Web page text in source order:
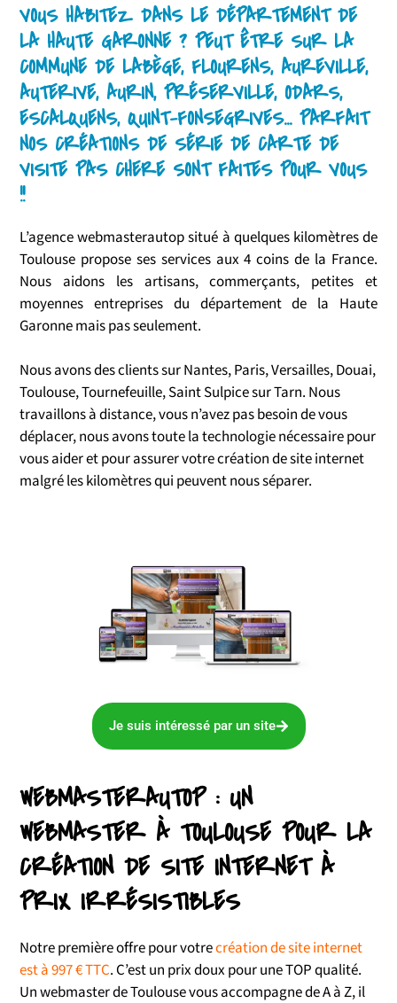
VOUS HABITEZ DANS LE DÉPARTEMENT DE
LA HAUTE GARONNE ? PEUT ÊTRE SUR LA
COMMUNE DE LABÈGE, FLOURENS, AUREVILLE,
AUTERIVE, AURIN, PRÉSERVILLE, ODARS,
ESCALQUENS, QUINT-FONSEGRIVES... PARFAIT
NOS CRÉATIONS DE SÉRIE DE CARTE DE
VISITE PAS CHERE SONT FAITES POUR VOUS
!!
L’agence webmasterautop situé à quelques kilomètres de
Toulouse propose ses services aux 4 coins de la France.
Nous aidons les artisans, commerçants, petites et
moyennes entreprises du département de la Haute
Garonne mais pas seulement.
Nous avons des clients sur Nantes, Paris, Versailles, Douai,
Toulouse, Tournefeuille, Saint Sulpice sur Tarn. Nous
travaillons à distance, vous n’avez pas besoin de vous
déplacer, nous avons toute la technologie nécessaire pour
vous aider et pour assurer votre création de site internet
malgré les kilomètres qui peuvent nous séparer.
Je suis intéressé par un site
WEBMASTERAUTOP : UN
WEBMASTER À TOULOUSE POUR LA
CRÉATION DE SITE INTERNET À
PRIX IRRÉSISTIBLES
Notre première offre pour votrecréation de site internet
est à 997 € TTC. C’est un prix doux pour une TOP qualité.
Un webmaster de Toulouse vous accompagne de A à Z, il